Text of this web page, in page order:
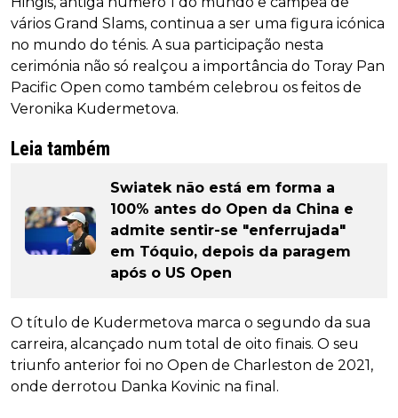
vários Grand Slams, continua a ser uma figura icónica
no mundo do ténis. A sua participação nesta
cerimónia não só realçou a importância do Toray Pan
Pacific Open como também celebrou os feitos de
Veronika Kudermetova.
Leia também
Swiatek não está em forma a
100% antes do Open da China e
admite sentir-se "enferrujada"
em Tóquio, depois da paragem
após o US Open
O título de Kudermetova marca o segundo da sua
carreira, alcançado num total de oito finais. O seu
triunfo anterior foi no Open de Charleston de 2021,
onde derrotou Danka Kovinic na final.